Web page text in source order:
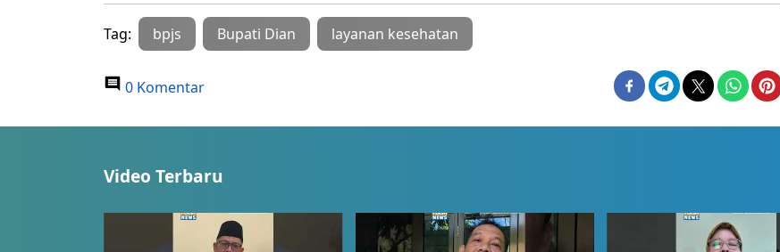
Tag: bpjs Bupati Dian layanan kesehatan
0 Komentar
Video Terbaru